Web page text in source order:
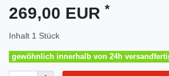
269,00 EUR *
Inhalt 1 Stück
gewöhnlich innerhalb von 24h